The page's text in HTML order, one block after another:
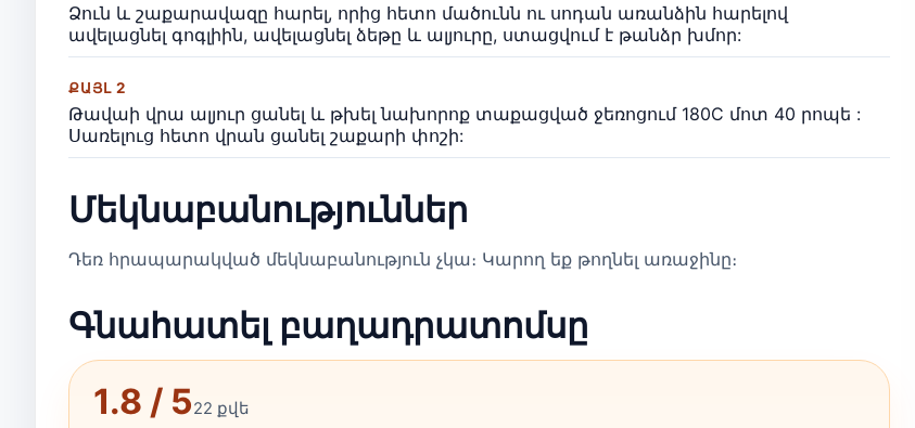
Ձուն և շաքարավազը հարել, որից հետո մածունն ու սոդան առանձին հարելով
ավելացնել գոգլիին, ավելացնել ձեթը և ալյուրը, ստացվում է թանձր խմոր:
ՔԱՅԼ 2
Թավաի վրա ալյուր ցանել և թխել նախորոք տաքացված ջեռոցում 180C մոտ 40 րոպե :
Սառելուց հետո վրան ցանել շաքարի փոշի:
Մեկնաբանություններ
Դեռ հրապարակված մեկնաբանություն չկա։ Կարող եք թողնել առաջինը։
Գնահատել բաղադրատոմսը
1.8 / 522 քվե